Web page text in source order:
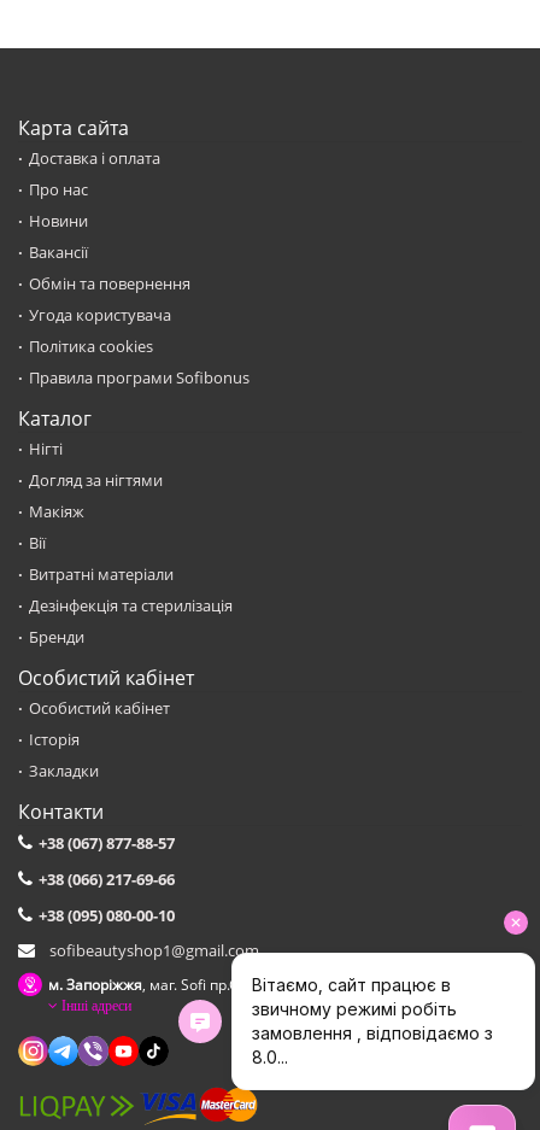
Карта сайта
Доставка і оплата
Про нас
Новини
Вакансії
Обмін та повернення
Угода користувача
Політика cookies
Правила програми Sofibonus
Каталог
Нігті
Догляд за нігтями
Макіяж
Вії
Витратні матеріали
Дезінфекція та стерилізація
Бренди
Особистий кабінет
Особистий кабінет
Історія
Закладки
Контакти
+38 (067) 877-88-57
+38 (066) 217-69-66
+38 (095) 080-00-10
sofibeautyshop1@gmail.com
м. Запоріжжя, маг. Sofi пр.Соборний,153 зуп. Сталеварiв
Інші адреси